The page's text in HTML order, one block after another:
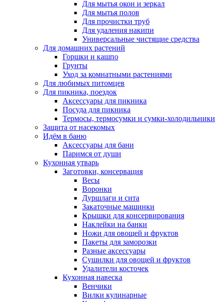
Для мытья окон и зеркал
Для мытья полов
Для прочистки труб
Для удаления накипи
Универсальные чистящие средства
Для домашних растений
Горшки и кашпо
Грунты
Уход за комнатными растениями
Для любимых питомцев
Для пикника, поездок
Аксессуары для пикника
Посуда для пикника
Термосы, термосумки и сумки-холодильники
Защита от насекомых
Идём в баню
Аксессуары для бани
Паримся от души
Кухонная утварь
Заготовки, консервация
Весы
Воронки
Дуршлаги и сита
Закаточные машинки
Крышки для консервирования
Наклейки на банки
Ножи для овощей и фруктов
Пакеты для заморозки
Разные аксессуары
Сушилки для овощей и фруктов
Удалители косточек
Кухонная навеска
Венчики
Вилки кулинарные